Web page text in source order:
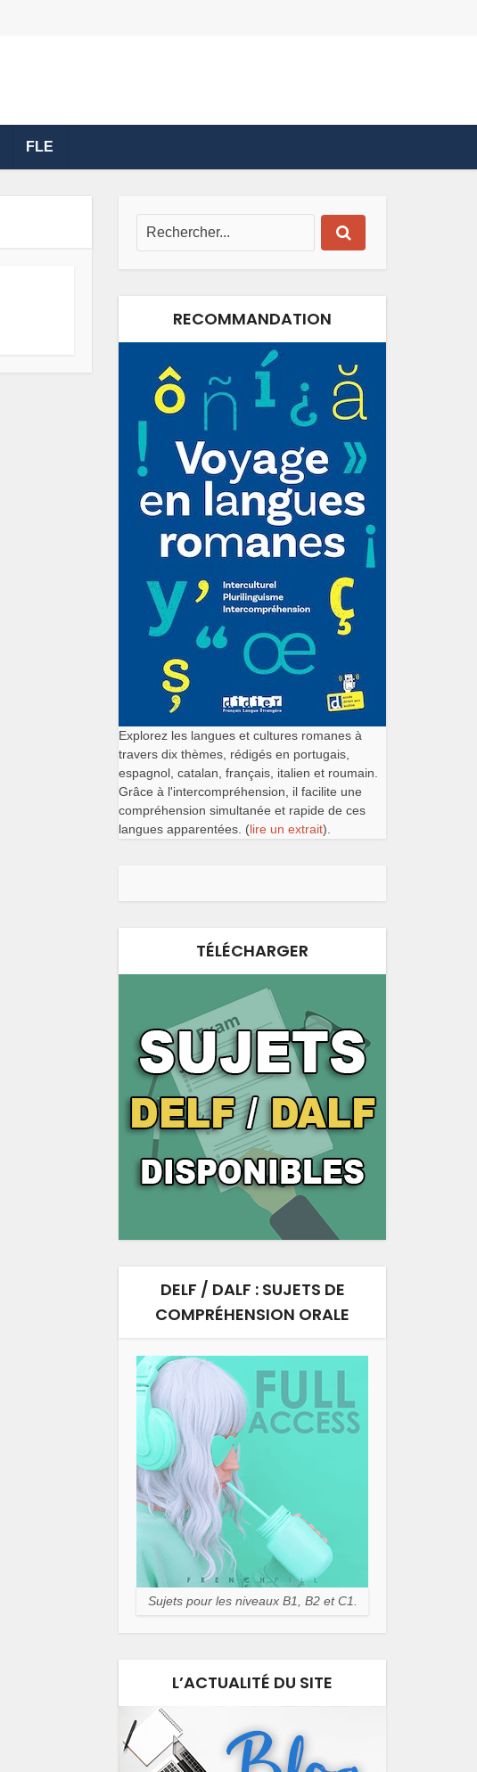
FLE
RECOMMANDATION
Explorez les langues et cultures romanes à
travers dix thèmes, rédigés en portugais,
espagnol, catalan, français, italien et roumain.
Grâce à l'intercompréhension, il facilite une
compréhension simultanée et rapide de ces
langues apparentées. (lire un extrait).
TÉLÉCHARGER
DELF / DALF : SUJETS DE
COMPRÉHENSION ORALE
Sujets pour les niveaux B1, B2 et C1.
L’ACTUALITÉ DU SITE